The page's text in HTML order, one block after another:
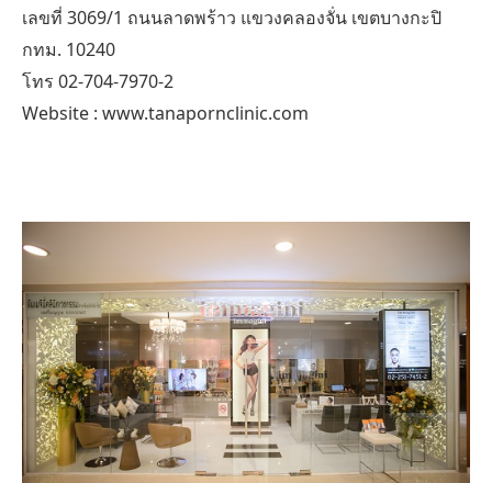
เลขที่ 3069/1 ถนนลาดพร้าว แขวงคลองจั่น เขตบางกะปิ
กทม. 10240
โทร 02-704-7970-2
Website : www.tanapornclinic.com